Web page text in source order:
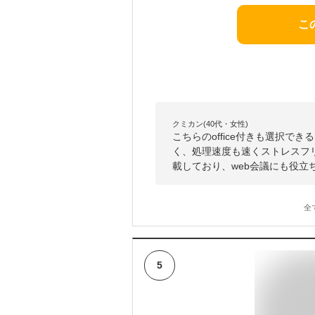
こ
クミカン(40代・女性)
こちらのoffice付きも選択でき
く、処理速度も速くストレス
載しており、web会議にも役立
全
5